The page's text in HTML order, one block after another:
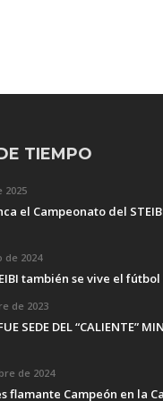
TIEMPO
2025
el Campeonato del
de 2024
también se vive el
de 2023
SEDE DEL “CALIENTE”
de 2024
flamante Campeón en la